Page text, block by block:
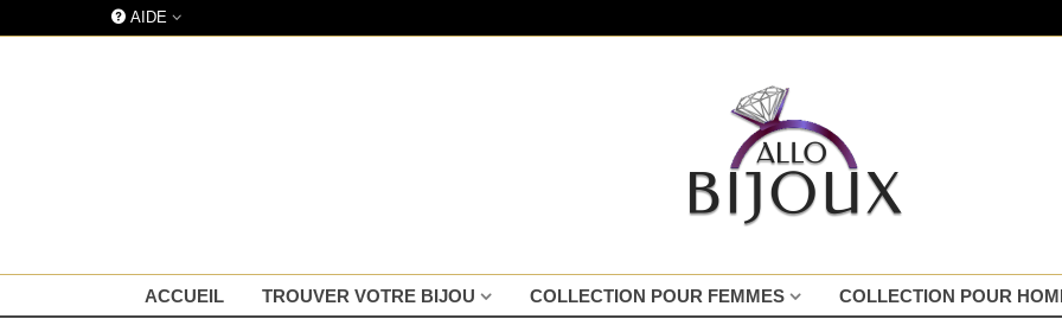
AIDE
ACCUEIL TROUVER VOTRE BIJOU COLLECTION POUR FEMMES COLLECTION POUR